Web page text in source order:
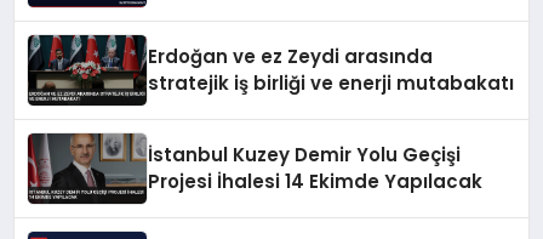
Erdoğan ve ez Zeydi arasında
stratejik iş birliği ve enerji mutabakatı
İstanbul Kuzey Demir Yolu Geçişi
Projesi İhalesi 14 Ekimde Yapılacak